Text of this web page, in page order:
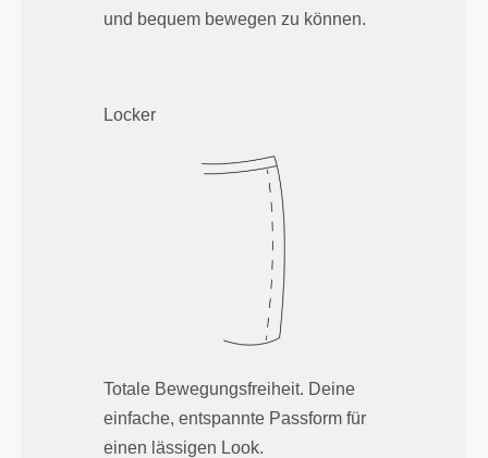
und bequem bewegen zu können.
Locker
Totale Bewegungsfreiheit. Deine
einfache, entspannte Passform für
einen lässigen Look.